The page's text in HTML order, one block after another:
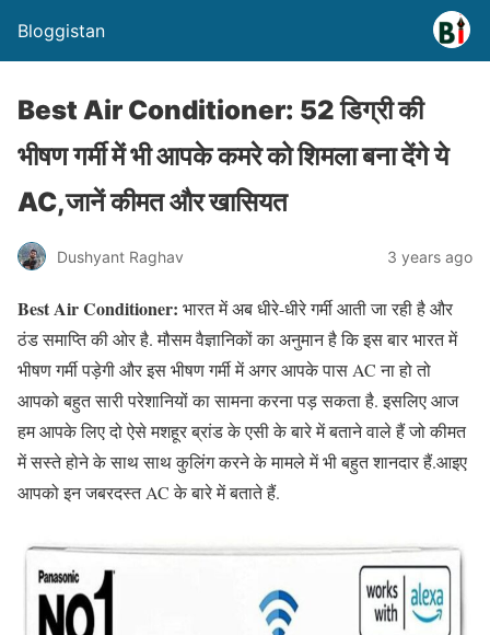
Bloggistan
Best Air Conditioner: 52 डिग्री की
भीषण गर्मी में भी आपके कमरे को शिमला बना देंगे ये
AC,जानें कीमत और खासियत
Dushyant Raghav 3 years ago
Best Air Conditioner: भारत में अब धीरे-धीरे गर्मी आती जा रही है और
ठंड समाप्ति की ओर है. मौसम वैज्ञानिकों का अनुमान है कि इस बार भारत में
भीषण गर्मी पड़ेगी और इस भीषण गर्मी में अगर आपके पास AC ना हो तो
आपको बहुत सारी परेशानियों का सामना करना पड़ सकता है. इसलिए आज
हम आपके लिए दो ऐसे मशहूर ब्रांड के एसी के बारे में बताने वाले हैं जो कीमत
में सस्ते होने के साथ साथ कुलिंग करने के मामले में भी बहुत शानदार हैं.आइए
आपको इन जबरदस्त AC के बारे में बताते हैं.